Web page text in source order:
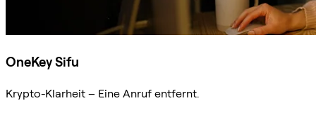
OneKey Sifu
Krypto-Klarheit – Eine Anruf entfernt.